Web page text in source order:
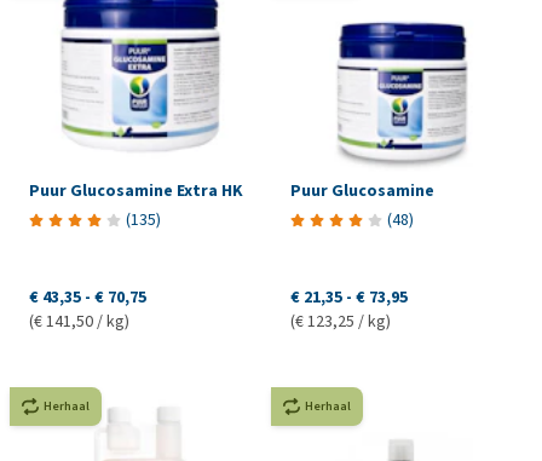
Puur Glucosamine Extra HK
(135)
€ 43,35 - € 70,75
(€ 141,50 / kg)
Puur Glucosamine
(48)
€ 21,35 - € 73,95
(€ 123,25 / kg)
Herhaal Herhaal